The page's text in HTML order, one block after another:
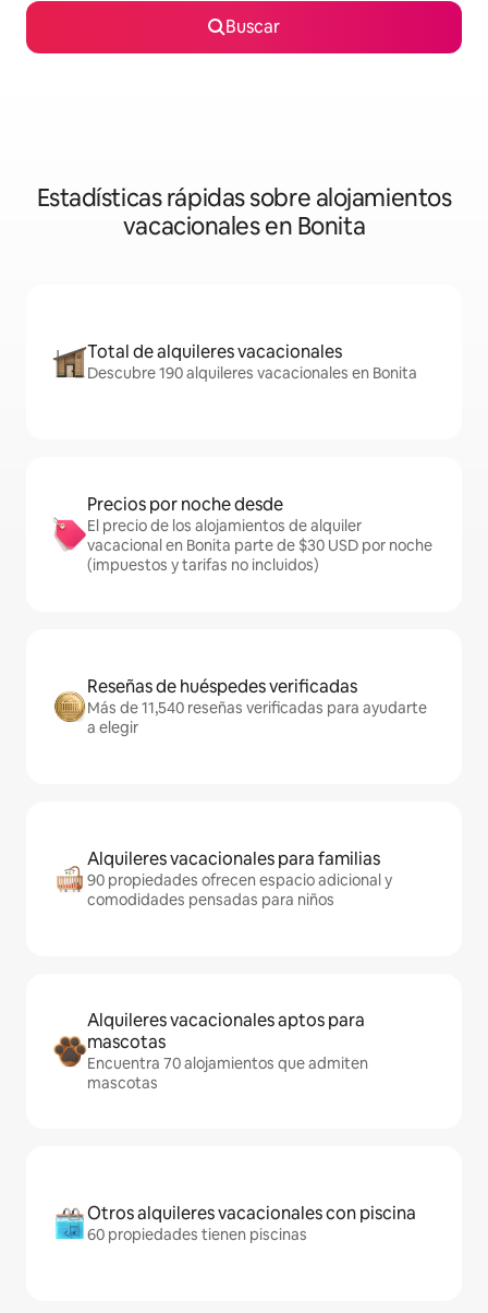
Buscar
Estadísticas rápidas sobre alojamientos
vacacionales en Bonita
Total de alquileres vacacionales
Descubre 190 alquileres vacacionales en Bonita
Precios por noche desde
El precio de los alojamientos de alquiler
vacacional en Bonita parte de $30 USD por noche
(impuestos y tarifas no incluidos)
Reseñas de huéspedes verificadas
Más de 11,540 reseñas verificadas para ayudarte
a elegir
Alquileres vacacionales para familias
90 propiedades ofrecen espacio adicional y
comodidades pensadas para niños
Alquileres vacacionales aptos para
mascotas
Encuentra 70 alojamientos que admiten
mascotas
Otros alquileres vacacionales con piscina
60 propiedades tienen piscinas